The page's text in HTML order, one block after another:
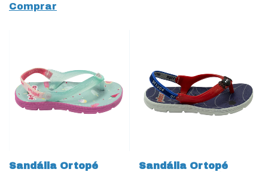
Comprar
Sandália Ortopé
Sandália Ortopé